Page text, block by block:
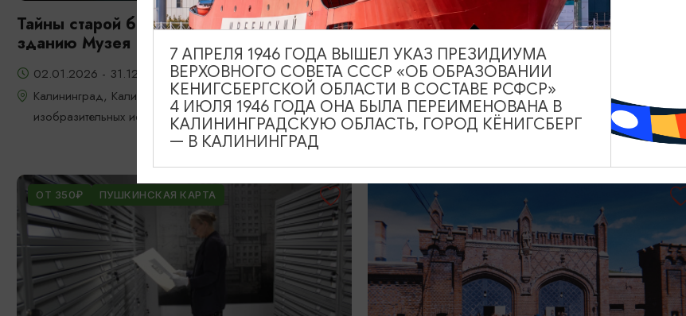
Тайны старой биржи, секретный тур по
зданию Музея
02.01.2026 - 31.12.2026, 11:00, 15:00
Калининград, Калининградский областной музей
изобразительных искусств
Экскурсия «Люди моря»
15.01.2026 - 31.12.2026, СР-ВС в 12:30, 17:00
Светлогорск, Морской выставочный центр г. Светлогорск
ОТ 350₽ ПУШКИНСКАЯ КАРТА
7 АПРЕЛЯ 1946 ГОДА ВЫШЕЛ УКАЗ ПРЕЗИДИУМА
ВЕРХОВНОГО СОВЕТА СССР «ОБ ОБРАЗОВАНИИ
КЕНИГСБЕРГСКОЙ ОБЛАСТИ В СОСТАВЕ РСФСР»
4 ИЮЛЯ 1946 ГОДА ОНА БЫЛА ПЕРЕИМЕНОВАНА В
КАЛИНИНГРАДСКУЮ ОБЛАСТЬ, ГОРОД КЁНИГСБЕРГ
— В КАЛИНИНГРАД